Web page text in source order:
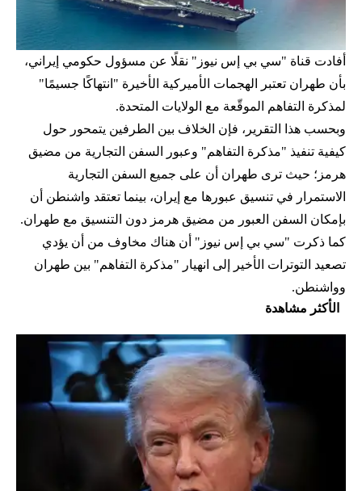
أفادت قناة "سي بي إس نيوز" نقلًا عن مسؤول حكومي إيراني،
بأن طهران تعتبر الهجمات الأميركية الأخيرة "انتهاكًا جسيمًا"
لمذكرة التفاهم الموقّعة مع الولايات المتحدة.
وبحسب هذا التقرير، فإن الخلاف بين الطرفين يتمحور حول
كيفية تنفيذ "مذكرة التفاهم" وعبور السفن التجارية من مضيق
هرمز؛ حيث ترى طهران أن على جميع السفن التجارية
الاستمرار في تنسيق عبورها مع إيران، بينما تعتقد واشنطن أن
بإمكان السفن العبور من مضيق هرمز دون التنسيق مع طهران.
كما ذكرت "سي بي إس نيوز" أن هناك مخاوف من أن يؤدي
تصعيد التوترات الأخير إلى انهيار "مذكرة التفاهم" بين طهران
وواشنطن.
الأكثر مشاهدة